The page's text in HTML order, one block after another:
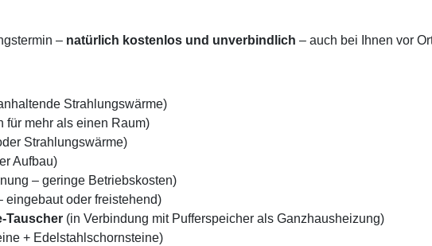
– natürlich kostenlos und unverbindlich – auch bei Ihnen vor
Strahlungswärme)
für mehr als einen Raum)
Strahlungswärme)
Aufbau)
– geringe Betriebskosten)
eingebaut oder freistehend)
Tauscher (in Verbindung mit Pufferspeicher als Ganzhausheizung)
+ Edelstahlschornsteine)